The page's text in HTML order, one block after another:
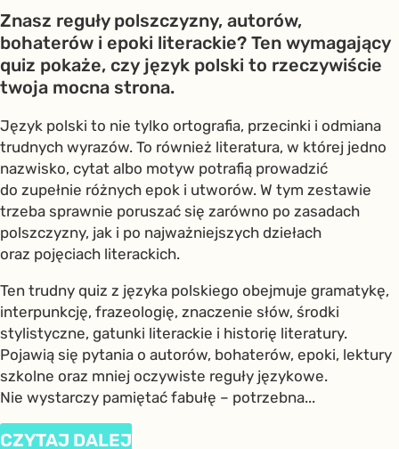
Znasz reguły polszczyzny, autorów,
bohaterów i epoki literackie? Ten wymagający
quiz pokaże, czy język polski to rzeczywiście
twoja mocna strona.
Język polski to nie tylko ortografia, przecinki i odmiana
trudnych wyrazów. To również literatura, w której jedno
nazwisko, cytat albo motyw potrafią prowadzić
do zupełnie różnych epok i utworów. W tym zestawie
trzeba sprawnie poruszać się zarówno po zasadach
polszczyzny, jak i po najważniejszych dziełach
oraz pojęciach literackich.
Ten trudny quiz z języka polskiego obejmuje gramatykę,
interpunkcję, frazeologię, znaczenie słów, środki
stylistyczne, gatunki literackie i historię literatury.
Pojawią się pytania o autorów, bohaterów, epoki, lektury
szkolne oraz mniej oczywiste reguły językowe.
Nie wystarczy pamiętać fabułę – potrzebna...
CZYTAJ DALEJ